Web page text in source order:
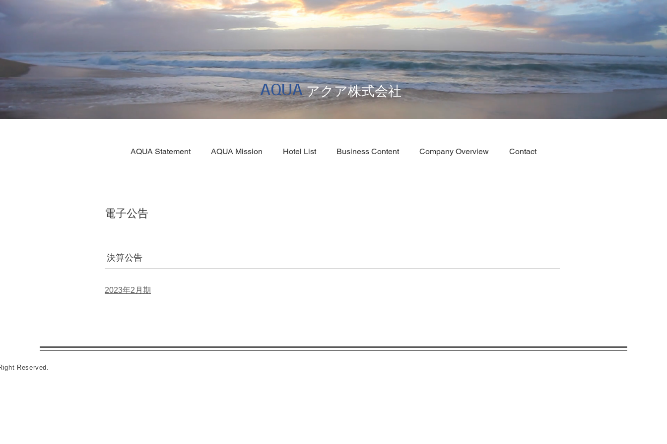
​アクア株式会社
AQUA Statement AQUA Mission Hotel List Business Content Company Overview Contact
電子公告
決算公告
2023年2月期
Reserved.